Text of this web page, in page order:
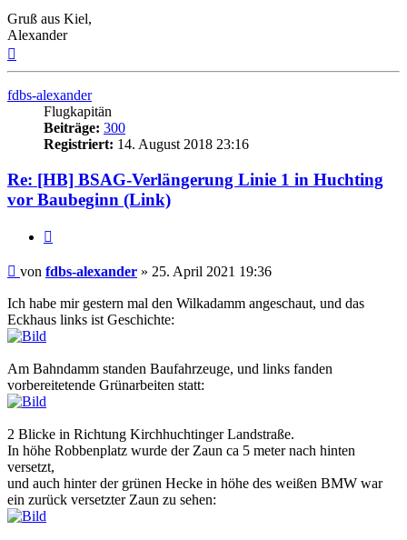
Gruß aus Kiel,
Alexander
fdbs-alexander
Flugkapitän
Beiträge: 300
Registriert: 14. August 2018 23:16
Re: [HB] BSAG-Verlängerung Linie 1 in Huchting
vor Baubeginn (Link)
Ungelesener
von fdbs-alexander » 25. April 2021 19:36
Ich habe mir gestern mal den Wilkadamm angeschaut, und das
Eckhaus links ist Geschichte:
Am Bahndamm standen Baufahrzeuge, und links fanden
vorbereitetende Grünarbeiten statt:
2 Blicke in Richtung Kirchhuchtinger Landstraße.
In höhe Robbenplatz wurde der Zaun ca 5 meter nach hinten
versetzt,
und auch hinter der grünen Hecke in höhe des weißen BMW war
ein zurück versetzter Zaun zu sehen: